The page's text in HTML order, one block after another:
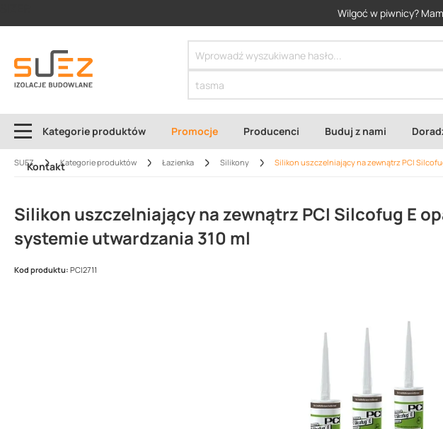
Wilgoć w piwnicy?
Kategorie produktów Promocje Producenci Buduj z nami
Kontakt
SUEZ Kategorie produktów Łazienka Silikony Silikon uszczelniający na zewnątrz PCI
Silikon uszczelniający na zewnątrz PCI Silcofug E
systemie utwardzania 310 ml
Kod produktu: PCI2711